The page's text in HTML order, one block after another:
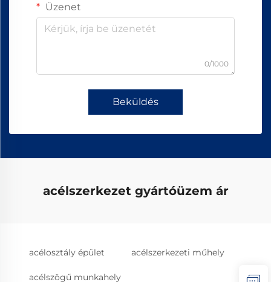
Üzenet
0/1000
Beküldés
acélszerkezet gyártóüzem ár
acélosztály épület acélszerkezeti műhely
acélszögű munkahely